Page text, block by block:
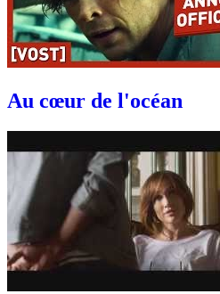
Au cœur de l'océan